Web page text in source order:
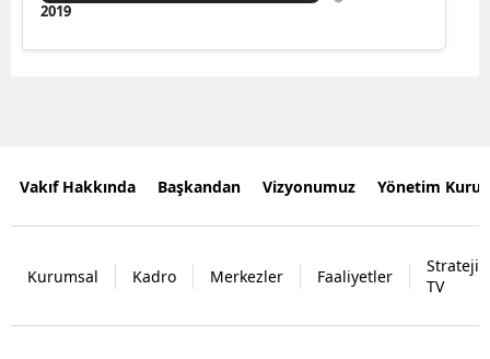
2019
Vakıf Hakkında Başkandan Vizyonumuz Yönetim
Kurumsal Kadro Merkezler Faaliyetler
Strateji
TV